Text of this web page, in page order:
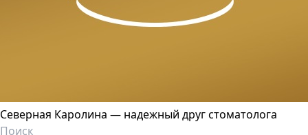
Северная Каролина — надежный друг стоматолога